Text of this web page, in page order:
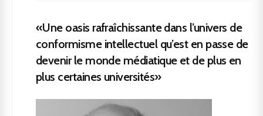
«Une oasis rafraîchissante dans l’univers de
conformisme intellectuel qu’est en passe de
devenir le monde médiatique et de plus en
plus certaines universités»